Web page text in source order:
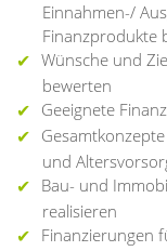
Einnahmen-/
Finanzprodukte
Wünsche und
bewerten
Geeignete
und
Bau- und
realisieren
Finanzierungen